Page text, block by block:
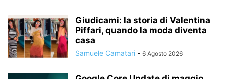
Giudicami: la storia di Valentina
Piffari, quando la moda diventa
casa
Samuele Camatari - 6 Agosto 2026